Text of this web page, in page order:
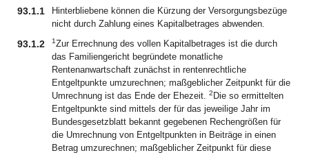
93.1.1
Hinterbliebene können die Kürzung der Versorgungsbezüge
nicht durch Zahlung eines Kapitalbetrages abwenden.
93.1.2 1Zur Errechnung des vollen Kapitalbetrages ist die durch
das Familiengericht begründete monatliche
Rentenanwartschaft zunächst in rentenrechtliche
Entgeltpunkte umzurechnen; maßgeblicher Zeitpunkt für die
Umrechnung ist das Ende der Ehezeit. 2 Die so ermittelten
Entgeltpunkte sind mittels der für das jeweilige Jahr im
Bundesgesetzblatt bekannt gegebenen Rechengrößen für
die Umrechnung von Entgeltpunkten in Beiträge in einen
Betrag umzurechnen; maßgeblicher Zeitpunkt für diese